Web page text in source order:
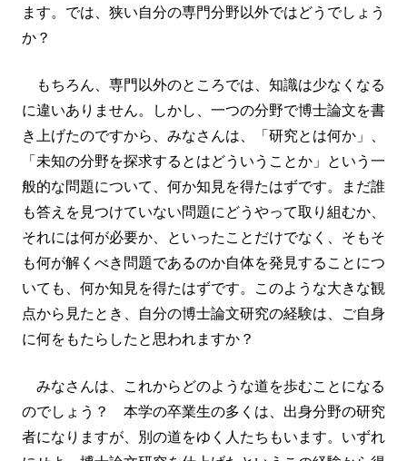
ます。では、狭い自分の専門分野以外ではどうでしょう
か？
もちろん、専門以外のところでは、知識は少なくなる
に違いありません。しかし、一つの分野で博士論文を書
き上げたのですから、みなさんは、「研究とは何か」、
「未知の分野を探求するとはどういうことか」という一
般的な問題について、何か知見を得たはずです。まだ誰
も答えを見つけていない問題にどうやって取り組むか、
それには何が必要か、といったことだけでなく、そもそ
も何が解くべき問題であるのか自体を発見することにつ
いても、何か知見を得たはずです。このような大きな観
点から見たとき、自分の博士論文研究の経験は、ご自身
に何をもたらしたと思われますか？
みなさんは、これからどのような道を歩むことになる
のでしょう？ 本学の卒業生の多くは、出身分野の研究
者になりますが、別の道をゆく人たちもいます。いずれ